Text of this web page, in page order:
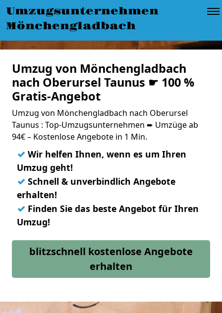
Umzugsunternehmen
Mönchengladbach
Umzug von Mönchengladbach
nach Oberursel Taunus ☛ 100 %
Gratis-Angebot
Umzug von Mönchengladbach nach Oberursel
Taunus : Top-Umzugsunternehmen ➨ Umzüge ab
94€ – Kostenlose Angebote in 1 Min.
✓ Wir helfen Ihnen, wenn es um Ihren
Umzug geht!
✓ Schnell & unverbindlich Angebote
erhalten!
✓ Finden Sie das beste Angebot für Ihren
Umzug!
blitzschnell kostenlose Angebote
erhalten